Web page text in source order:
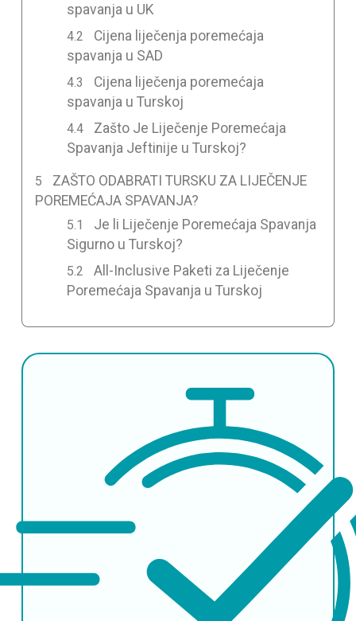
spavanja u UK
Cijena liječenja poremećaja
spavanja u SAD
Cijena liječenja poremećaja
spavanja u Turskoj
Zašto Je Liječenje Poremećaja
Spavanja Jeftinije u Turskoj?
ZAŠTO ODABRATI TURSKU ZA LIJEČENJE
POREMEĆAJA SPAVANJA?
Je li Liječenje Poremećaja Spavanja
Sigurno u Turskoj?
All-Inclusive Paketi za Liječenje
Poremećaja Spavanja u Turskoj